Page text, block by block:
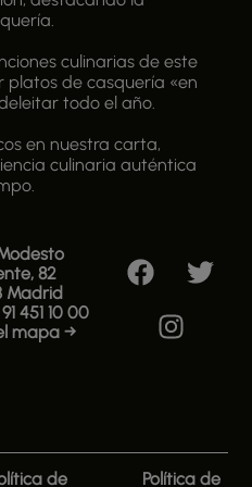
culinarias de este
de casquería «en
todo el año.
en nuestra carta,
culinaria auténtica
82
Madrid
451 10 00
mapa →
de Política de